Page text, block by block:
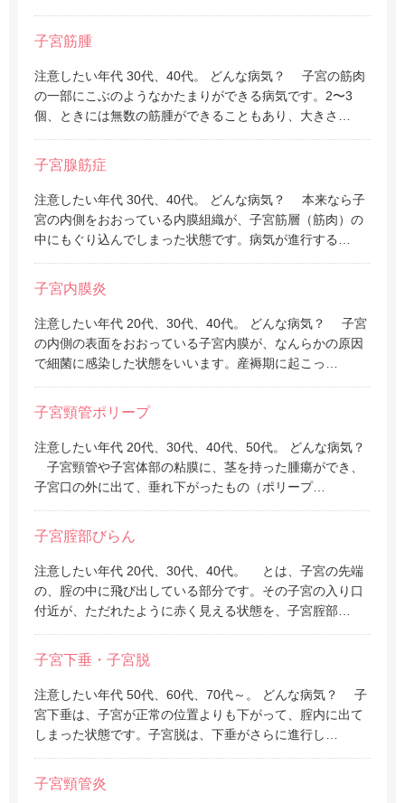
子宮筋腫
注意したい年代 30代、40代。 どんな病気？ 子宮の筋肉
の一部にこぶのようなかたまりができる病気です。2〜3
個、ときには無数の筋腫ができることもあり、大きさ…
子宮腺筋症
注意したい年代 30代、40代。 どんな病気？ 本来なら子
宮の内側をおおっている内膜組織が、子宮筋層（筋肉）の
中にもぐり込んでしまった状態です。病気が進行する…
子宮内膜炎
注意したい年代 20代、30代、40代。 どんな病気？ 子宮
の内側の表面をおおっている子宮内膜が、なんらかの原因
で細菌に感染した状態をいいます。産褥期に起こっ…
子宮頸管ポリープ
注意したい年代 20代、30代、40代、50代。 どんな病気？
子宮頸管や子宮体部の粘膜に、茎を持った腫瘍ができ、
子宮口の外に出て、垂れ下がったもの（ポリープ…
子宮腟部びらん
注意したい年代 20代、30代、40代。 とは、子宮の先端
の、腟の中に飛び出している部分です。その子宮の入り口
付近が、ただれたように赤く見える状態を、子宮腟部…
子宮下垂・子宮脱
注意したい年代 50代、60代、70代～。 どんな病気？ 子
宮下垂は、子宮が正常の位置よりも下がって、腟内に出て
しまった状態です。子宮脱は、下垂がさらに進行し…
子宮頸管炎